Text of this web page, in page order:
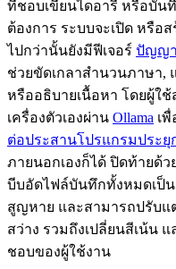
ที่ชอบเขียนไดอารี่ หรือบัน
ต้องการ ระบบจะเปิด หรื
ไปกว่านั้นยังมีฟีเจอร์ ปัญญา
ช่วยขัดเกลาสำนวนภาษา,
หรืออธิบายเนื้อหา โดยผู้ใ
เครื่องตัวเองผ่าน Ollama เ
ต่อประสานโปรแกรมประยุ
ภายนอกเองก็ได้ ปิดท้ายด้ว
บีบอัดไฟล์บันทึกทั้งหมดเป็น
สูญหาย และสามารถปรับแ
สว่าง รวมถึงเปลี่ยนสีเน้น แ
ชอบของผู้ใช้งาน